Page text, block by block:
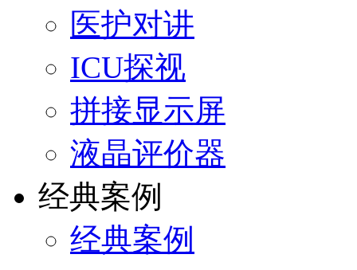
医护对讲
ICU探视
拼接显示屏
液晶评价器
经典案例
经典案例